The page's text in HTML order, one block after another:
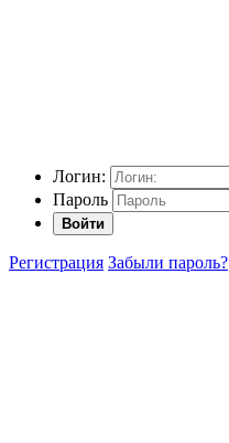
Логин:
Пароль
Войти
Регистрация Забыли пароль?